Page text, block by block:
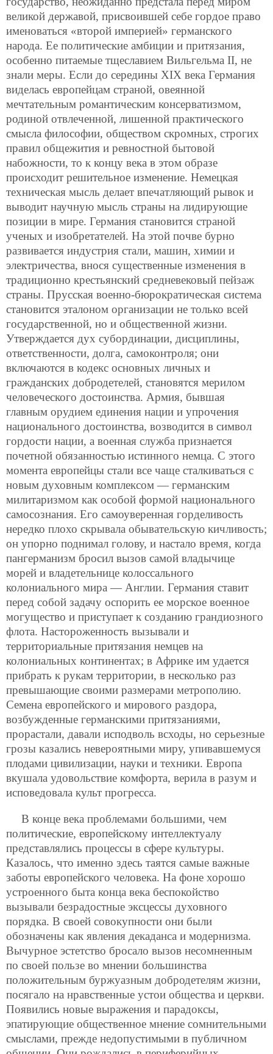
великой державой, присвоившей себе гордое право
именоваться «второй империей» германского
народа. Ее политические амбиции и притязания,
особенно питаемые тщеславием Вильгельма II, не
знали меры. Если до середины XIX века Германия
виделась европейцам страной, овеянной
мечтательным романтическим консерватизмом,
родиной отвлеченной, лишенной практического
смысла философии, обществом скромных, строгих
правил общежития и ревностной бытовой
набожности, то к концу века в этом образе
происходит решительное изменение. Немецкая
техническая мысль делает впечатляющий рывок и
выводит научную мысль страны на лидирующие
позиции в мире. Германия становится страной
ученых и изобретателей. На этой почве бурно
развивается индустрия стали, машин, химии и
электричества, внося существенные изменения в
традиционно крестьянский средневековый пейзаж
страны. Прусская военно-бюрократическая система
становится эталоном организации не только всей
государственной, но и общественной жизни.
Утверждается дух субординации, дисциплины,
ответственности, долга, самоконтроля; они
включаются в кодекс основных личных и
гражданских добродетелей, становятся мерилом
человеческого достоинства. Армия, бывшая
главным орудием единения нации и упрочения
национального достоинства, возводится в символ
гордости нации, а военная служба признается
почетной обязанностью истинного немца. С этого
момента европейцы стали все чаще сталкиваться с
новым духовным комплексом — германским
милитаризмом как особой формой национального
самосознания. Его самоуверенная горделивость
нередко плохо скрывала обывательскую кичливость;
он упорно поднимал голову, и настало время, когда
пангерманизм бросил вызов самой владычице
морей и владетельнице колоссального
колониального мира — Англии. Германия ставит
перед собой задачу оспорить ее морское военное
могущество и приступает к созданию грандиозного
флота. Настороженность вызывали и
территориальные притязания немцев на
колониальных континентах; в Африке им удается
прибрать к рукам территории, в несколько раз
превышающие своими размерами метрополию.
Семена европейского и мирового раздора,
возбужденные германскими притязаниями,
прорастали, давали исподволь всходы, но серьезные
грозы казались невероятными миру, упивавшемуся
плодами цивилизации, науки и техники. Европа
вкушала удовольствие комфорта, верила в разум и
исповедовала культ прогресса.
В конце века проблемами большими, чем
политические, европейскому интеллектуалу
представлялись процессы в сфере культуры.
Казалось, что именно здесь таятся самые важные
заботы европейского человека. На фоне хорошо
устроенного быта конца века беспокойство
вызывали безрадостные эксцессы духовного
порядка. В своей совокупности они были
обозначены как явления декаданса и модернизма.
Вычурное эстетство бросало вызов несомненным
по своей пользе во мнении большинства
положительным буржуазным добродетелям жизни,
посягало на нравственные устои общества и церкви.
Появились новые выражения и парадоксы,
эпатирующие общественное мнение сомнительными
смыслами, прежде недопустимыми в публичном